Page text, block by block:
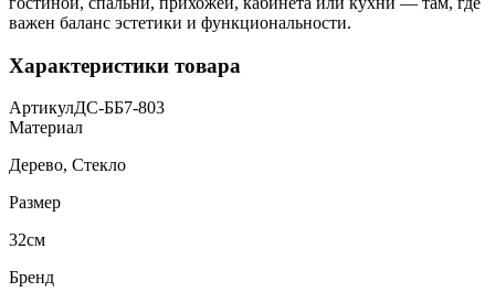
важен баланс эстетики и функциональности.
Характеристики товара
АртикулДС-ББ7-803
Материал
Дерево, Стекло
Размер
32см
Бренд